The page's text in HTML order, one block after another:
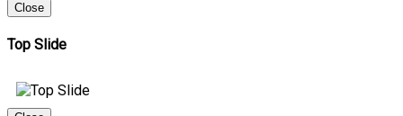
Close
Top Slide